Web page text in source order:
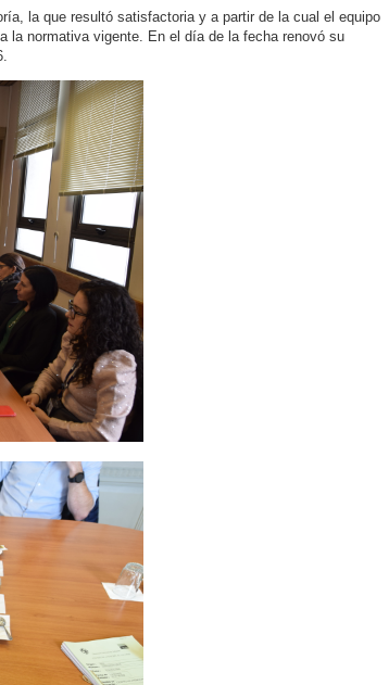
la que resultó satisfactoria y a partir de la cual el equipo
la normativa vigente. En el día de la fecha renovó su